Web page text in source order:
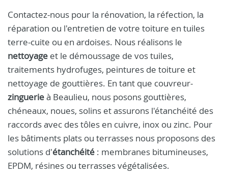
Contactez-nous pour la rénovation, la réfection, la
réparation ou l'entretien de votre toiture en tuiles
terre-cuite ou en ardoises. Nous réalisons le
nettoyage et le démoussage de vos tuiles,
traitements hydrofuges, peintures de toiture et
nettoyage de gouttières. En tant que couvreur-
zinguerieà Beaulieu, nous posons gouttières,
chéneaux, noues, solins et assurons l'étanchéité des
raccords avec des tôles en cuivre, inox ou zinc. Pour
les bâtiments plats ou terrasses nous proposons des
solutions d'étanchéité : membranes bitumineuses,
EPDM, résines ou terrasses végétalisées.